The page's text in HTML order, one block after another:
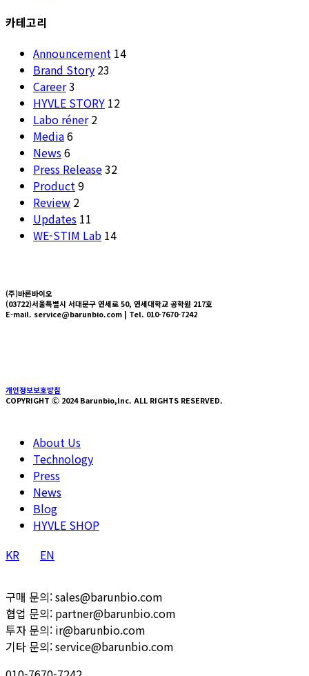
카테고리
Announcement 14
Brand Story 23
Career3
HYVLE STORY 12
Labo réner 2
Media6
News6
Press Release32
Product9
Review 2
Updates 11
WE-STIM Lab 14
(주)바른바이오
(03722)서울특별시 서대문구 연세로 50, 연세대학교 공학원 217호
E-mail. service@barunbio.com | Tel. 010-7670-7242
개인정보보호방침
COPYRIGHT Ⓒ 2024 Barunbio,lnc. ALL RIGHTS RESERVED.
Close
Menu
About Us
Technology
Press
News
Blog
HYVLE SHOP
KR
EN
구매 문의: sales@barunbio.com
협업 문의: partner@barunbio.com
투자 문의: ir@barunbio.com
기타 문의: service@barunbio.com